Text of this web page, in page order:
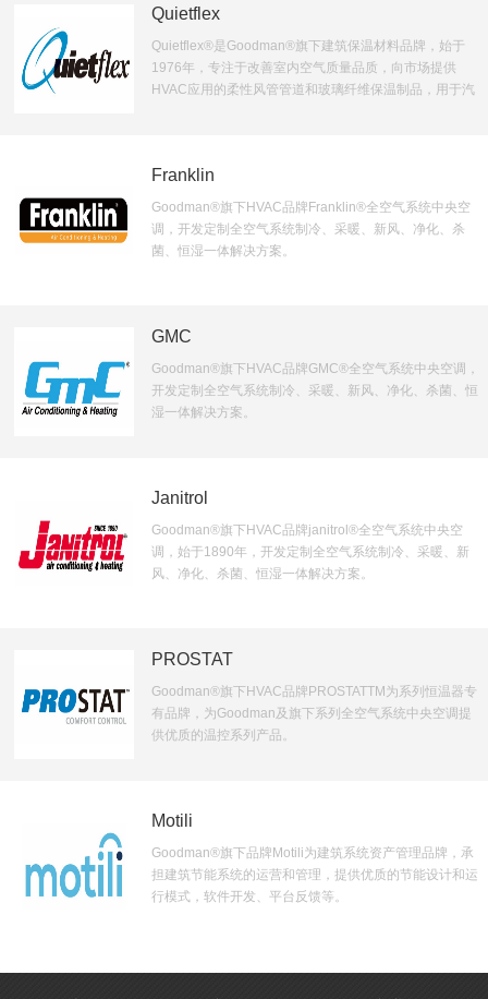
Quietflex
Quietflex®是Goodman®旗下建筑保温材料品牌，始于
1976年，专注于改善室内空气质量品质，向市场提供
HVAC应用的柔性风管管道和玻璃纤维保温制品，用于汽
厂。
Franklin
Goodman®旗下HVAC品牌Franklin®全空气系统中央空
调，开发定制全空气系统制冷、采暖、新风、净化、杀
菌、恒湿一体解决方案。
GMC
Goodman®旗下HVAC品牌GMC®全空气系统中央空调，
开发定制全空气系统制冷、采暖、新风、净化、杀菌、恒
湿一体解决方案。
Janitrol
Goodman®旗下HVAC品牌janitrol®全空气系统中央空
调，始于1890年，开发定制全空气系统制冷、采暖、新
风、净化、杀菌、恒湿一体解决方案。
PROSTAT
Goodman®旗下HVAC品牌PROSTATTM为系列恒温器专
有品牌，为Goodman及旗下系列全空气系统中央空调提
供优质的温控系列产品。
Motili
Goodman®旗下品牌Motili为建筑系统资产管理品牌，承
担建筑节能系统的运营和管理，提供优质的节能设计和运
行模式，软件开发、平台反馈等。